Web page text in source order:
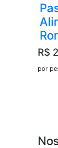
R$
por